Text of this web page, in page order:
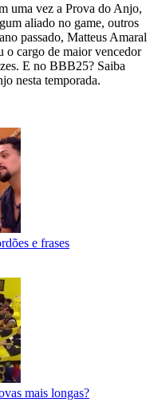
uma vez a Prova do Anjo,
aliado no game, outros
passado, Matteus Amaral
cargo de maior vencedor
E no BBB25? Saiba
nesta temporada.
e frases
mais longas?